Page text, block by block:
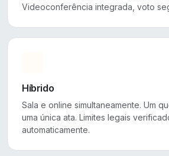
Videoconferência integrada, voto
Híbrido
Sala e online simultaneamente. Um
uma única ata. Limites legais
automaticamente.